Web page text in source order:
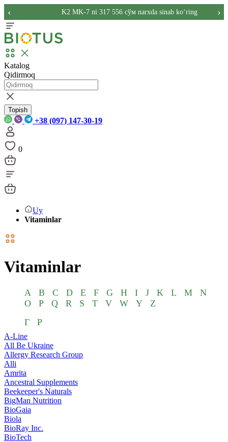
K2 MK-7 ni 317 556 сўм narxda sinab ko‘ring
‹ ›
Katalog
Qidirmoq
Topish
+38 (097) 147-30-19
0
Uy
Vitaminlar
Vitaminlar
A B C D E F G H I J K L M
N
O
P Q R S T V W Y
Z
Г
Р
A-Line
All Be Ukraine
Allergy Research Group
Alli
Amrita
Ancestral Supplements
Beekeeper's Naturals
BigMan Nutrition
BioGaia
Biola
BioRay Inc.
BioTech